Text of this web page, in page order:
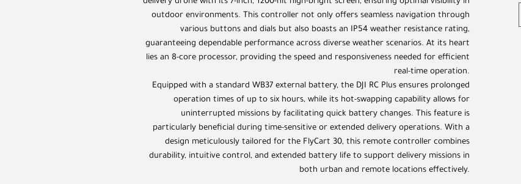
outdoor environments. This controller not only offers seamless navigation through
various buttons and dials but also boasts an IP54 weather resistance rating,
guaranteeing dependable performance across diverse weather scenarios. At its heart
lies an 8-core processor, providing the speed and responsiveness needed for efficient
real-time operation.
Equipped with a standard WB37 external battery, the DJI RC Plus ensures prolonged
operation times of up to six hours, while its hot-swapping capability allows for
uninterrupted missions by facilitating quick battery changes. This feature is
particularly beneficial during time-sensitive or extended delivery operations. With a
design meticulously tailored for the FlyCart 30, this remote controller combines
durability, intuitive control, and extended battery life to support delivery missions in
both urban and remote locations effectively.